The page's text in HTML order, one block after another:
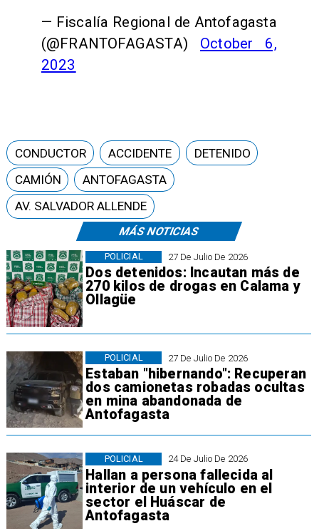
— Fiscalía Regional de Antofagasta
(@FRANTOFAGASTA) October 6,
2023
MÁS NOTICIAS
27 De Julio De 2026
Dos detenidos: Incautan más de
270 kilos de drogas en Calama y
Ollagüe
POLICIAL
27 De Julio De 2026
Estaban "hibernando": Recuperan
dos camionetas robadas ocultas
en mina abandonada de
Antofagasta
POLICIAL
24 De Julio De 2026
Hallan a persona fallecida al
interior de un vehículo en el
sector el Huáscar de
Antofagasta
POLICIAL
CONDUCTOR ACCIDENTE
DETENIDO
CAMIÓN
ANTOFAGASTA
AV. SALVADOR ALLENDE